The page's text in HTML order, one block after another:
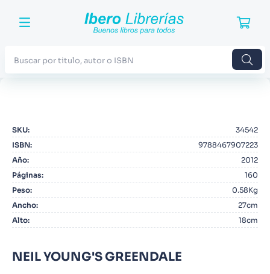
SKU:
34542
ISBN:
9788467907223
Año:
2012
Páginas:
160
Peso:
0.58Kg
Ancho:
27cm
Alto: 18cm
NEIL YOUNG'S GREENDALE
2. Blue Lock
3.
4. Odisea
5. Manga
6.
8.
Noches Blancas